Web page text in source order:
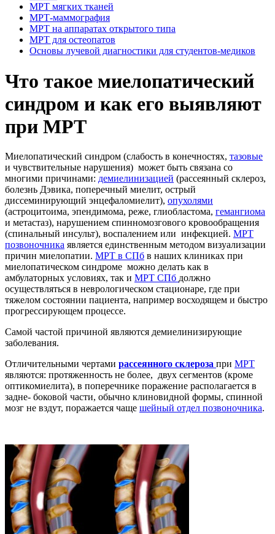
МРТ мягких тканей
МРТ-маммография
МРТ на аппаратах открытого типа
МРТ для остеопатов
Основы лучевой диагностики для студентов-медиков
Что такое миелопатический
синдром и как его выявляют
при МРТ
Миелопатический синдром (слабость в конечностях, тазовые
и чувствительные нарушения) может быть связана со
многими причинами: демиелинизацией (рассеянный склероз,
болезнь Дэвика, поперечный миелит, острый
диссеминирующий энцефаломиелит), опухолями
(астроцитоима, эпендимома, реже, глиобластома, гемангиома
и метастаз), нарушением спинномозгового кровообращения
(спинальный инсульт), воспалением или инфекцией. МРТ
позвоночника является единственным методом визуализации
причин миелопатии. МРТ в СПб в наших клиниках при
миелопатическом синдроме можно делать как в
амбулаторных условиях, так и МРТ СПб должно
осуществляться в неврологическом стационаре, где при
тяжелом состоянии пациента, например восходящем и быстро
прогрессирующем процессе.
Самой частой причиной являются демиелинизирующие
заболевания.
Отличительными чертами рассеянного склероза при МРТ
являются: протяженность не более, двух сегментов (кроме
оптикомиелита), в поперечнике поражение располагается в
задне- боковой части, обычно клиновидной формы, спинной
мозг не вздут, поражается чаще шейный отдел позвоночника.